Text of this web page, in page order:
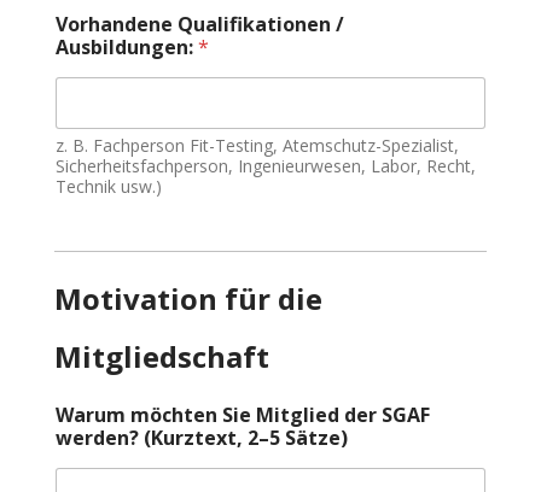
s
t
i
n
:
F
u
n
o
n
ä
i
g
k
e
Vorhandene Qualifikationen /
Ausbildungen:*
z. B. Fachperson Fit-Testing, Atemschutz-Spezialist,
Sicherheitsfachperson, Ingenieurwesen, Labor, Recht,
Technik usw.)
Motivation für die
Mitgliedschaft
Warum möchten Sie Mitglied der SGAF
werden? (Kurztext, 2–5 Sätze)